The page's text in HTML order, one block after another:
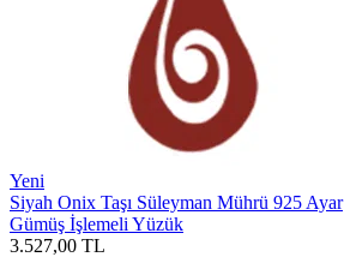
Yeni
Siyah Onix Taşı Süleyman Mührü 925 Ayar
Gümüş İşlemeli Yüzük
3.527,00 TL